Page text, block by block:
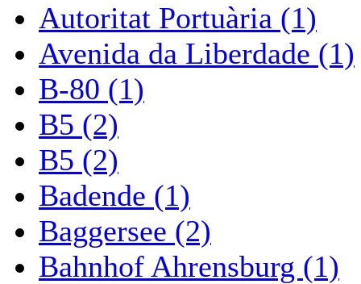
Autoritat Portuària (1)
Avenida da Liberdade (1)
B-80 (1)
B5 (2)
B5 (2)
Badende (1)
Baggersee (2)
Bahnhof Ahrensburg (1)